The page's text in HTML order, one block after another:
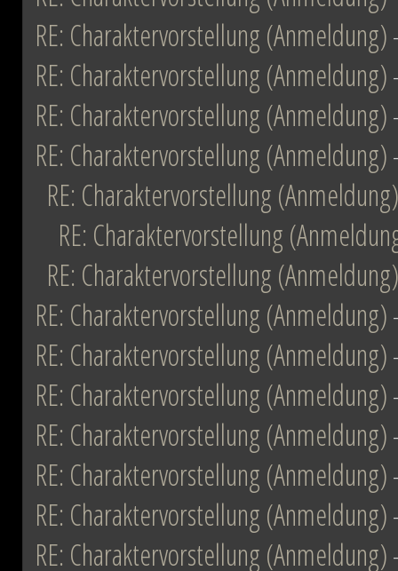
RE: Charaktervorstellung (Anmeldung)
RE: Charaktervorstellung (Anmeldung)
RE: Charaktervorstellung (Anmeldung)
RE: Charaktervorstellung (Anmeldung)
RE: Charaktervorstellung (Anmeldung)
RE: Charaktervorstellung
RE: Charaktervorstellung (Anmeldung)
RE: Charaktervorstellung (Anmeldung)
RE: Charaktervorstellung (Anmeldung)
RE: Charaktervorstellung (Anmeldung)
RE: Charaktervorstellung (Anmeldung)
RE: Charaktervorstellung (Anmeldung)
RE: Charaktervorstellung (Anmeldung)
RE: Charaktervorstellung (Anmeldung)